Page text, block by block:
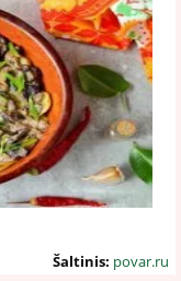
Šaltinis: povar.ru